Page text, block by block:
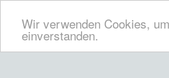
Wir verwenden Cookies,
einverstanden.